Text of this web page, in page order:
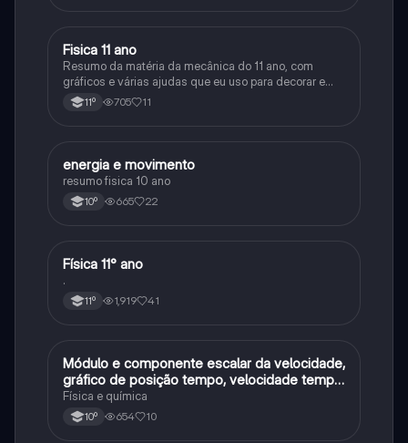
Física
Fisica 11 ano
Resumo da matéria da mecânica do 11 ano, com
gráficos e várias ajudas que eu uso para decorar e
aprender a matéria
11º 705 11
Física
energia e movimento
resumo fisica 10 ano
10º 665 22
Física
Física 11° ano
.
11º 1,919 41
Física
Módulo e componente escalar da velocidade,
gráfico de posição tempo, velocidade tempo
e acelaracao
Física e química
10º 654 10